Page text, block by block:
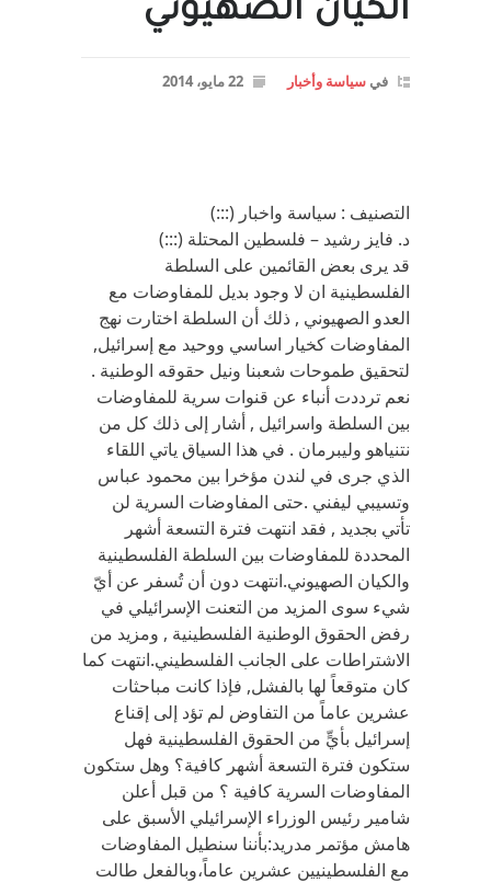
الكيان الصهيوني
في سياسة وأخبار 22 مايو، 2014
التصنيف : سياسة واخبار (:::)
د. فايز رشيد – فلسطين المحتلة (:::)
قد يرى بعض القائمين على السلطة
الفلسطينية ان لا وجود بديل للمفاوضات مع
العدو الصهيوني , ذلك أن السلطة اختارت نهج
المفاوضات كخيار اساسي ووحيد مع إسرائيل,
لتحقيق طموحات شعبنا ونيل حقوقه الوطنية .
نعم ترددت أنباء عن قنوات سرية للمفاوضات
بين السلطة واسرائيل , أشار إلى ذلك كل من
نتنياهو وليبرمان . في هذا السياق ياتي اللقاء
الذي جرى في لندن مؤخرا بين محمود عباس
وتسيبي ليفني .حتى المفاوضات السرية لن
تأتي بجديد , فقد انتهت فترة التسعة أشهر
المحددة للمفاوضات بين السلطة الفلسطينية
والكيان الصهيوني.انتهت دون أن تُسفر عن أيّ
شيء سوى المزيد من التعنت الإسرائيلي في
رفض الحقوق الوطنية الفلسطينية , ومزيد من
الاشتراطات على الجانب الفلسطيني.انتهت كما
كان متوقعاً لها بالفشل, فإذا كانت مباحثات
عشرين عاماً من التفاوض لم تؤد إلى إقناع
إسرائيل بأيٍّ من الحقوق الفلسطينية فهل
ستكون فترة التسعة أشهر كافية؟ وهل ستكون
المفاوضات السرية كافية ؟ من قبل أعلن
شامير رئيس الوزراء الإسرائيلي الأسبق على
هامش مؤتمر مدريد:بأننا سنطيل المفاوضات
مع الفلسطينيين عشرين عاماً،وبالفعل طالت